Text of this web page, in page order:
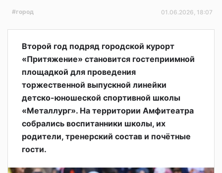
#город 01.06.2026, 18:07
Второй год подряд городской курорт
«Притяжение» становится гостеприимной
площадкой для проведения
торжественной выпускной линейки
детско-юношеской спортивной школы
«Металлург». На территории Амфитеатра
собрались воспитанники школы, их
родители, тренерский состав и почётные
гости.